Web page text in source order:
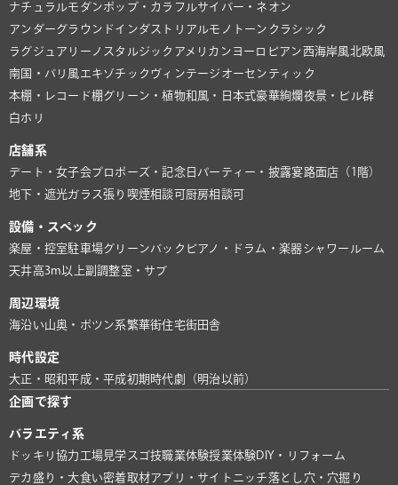
ナチュラルモダンポップ・カラフルサイバー・ネオン
アンダーグラウンド インダストリアルモノトーン クラシック
ラグジュアリー ノスタルジック アメリカン ヨーロピアン 西海岸風北欧風
南国・バリ風 エキゾチック ヴィンテージ オーセンティック
本棚・レコード棚グリーン・植物和風・日本式豪華絢爛夜景・ビル群
白ホリ
店舗系
デート・女子会プロポーズ・記念日 パーティー・披露宴路面店（1階）
地下・遮光ガラス張り 喫煙相談可 厨房相談可
設備・スペック
楽屋・控室駐車場グリーンバック ピアノ・ドラム・楽器シャワールーム
天井高3m以上副調整室・サブ
周辺環境
海沿い山奥・ポツン系繁華街住宅街田舎
時代設定
大正・昭和平成・平成初期時代劇（明治以前）
企画で探す
バラエティ系
ドッキリ協力 工場見学 スゴ技職業体験授業体験 DIY・リフォーム
デカ盛り・大食い密着取材アプリ・サイト ニッチ落とし穴・穴掘り